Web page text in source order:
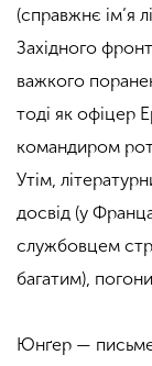
(справжнє ім’я
Західного
важкого
тоді як офіцер
командиром
Утім,
досвід (у
службовцем
багатим),
Юнґер —